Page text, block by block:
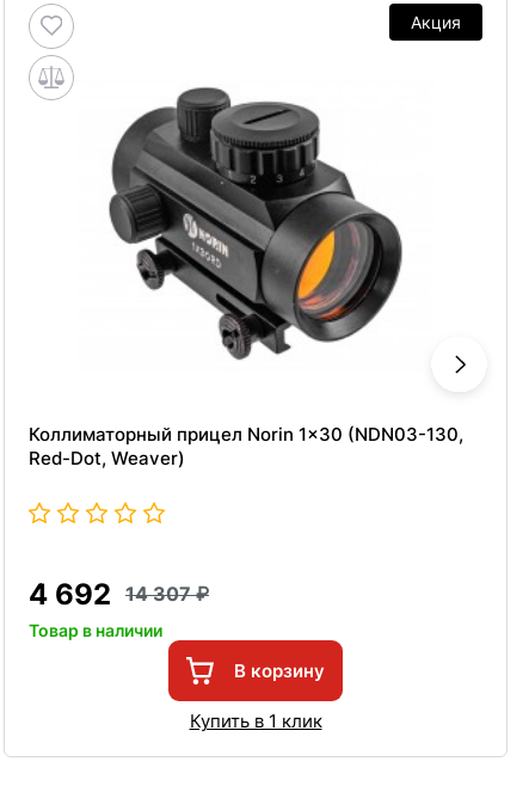
Акция
Коллиматорный прицел Norin 1x30 (NDN03-130,
Red-Dot, Weaver)
4 692 14 307
Товар в наличии
В корзину
Купить в 1 клик